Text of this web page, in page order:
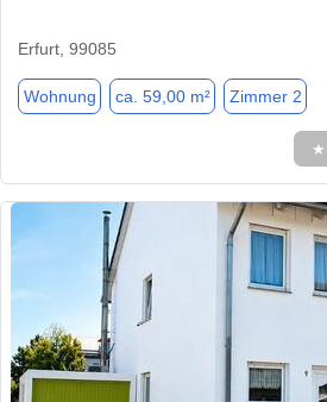
Erfurt, 99085
Wohnung ca. 59,00 m² Zimmer 2
★